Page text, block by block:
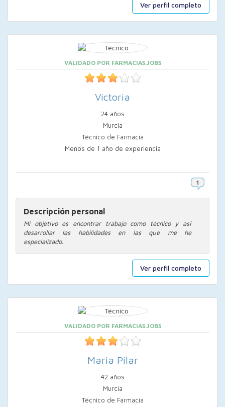
Ver perfil completo
Ver perfil completo
VALIDADO POR FARMACIAS.JOBS
Victoria
24 años
Murcia
Técnico de Farmacia
Menos de 1 año de experiencia
Descripción personal
Mi objetivo es encontrar trabajo como técnico y así
desarrollar las habilidades en las que me he
especializado.
VALIDADO POR FARMACIAS.JOBS
Maria Pilar
42 años
Murcia
Técnico de Farmacia